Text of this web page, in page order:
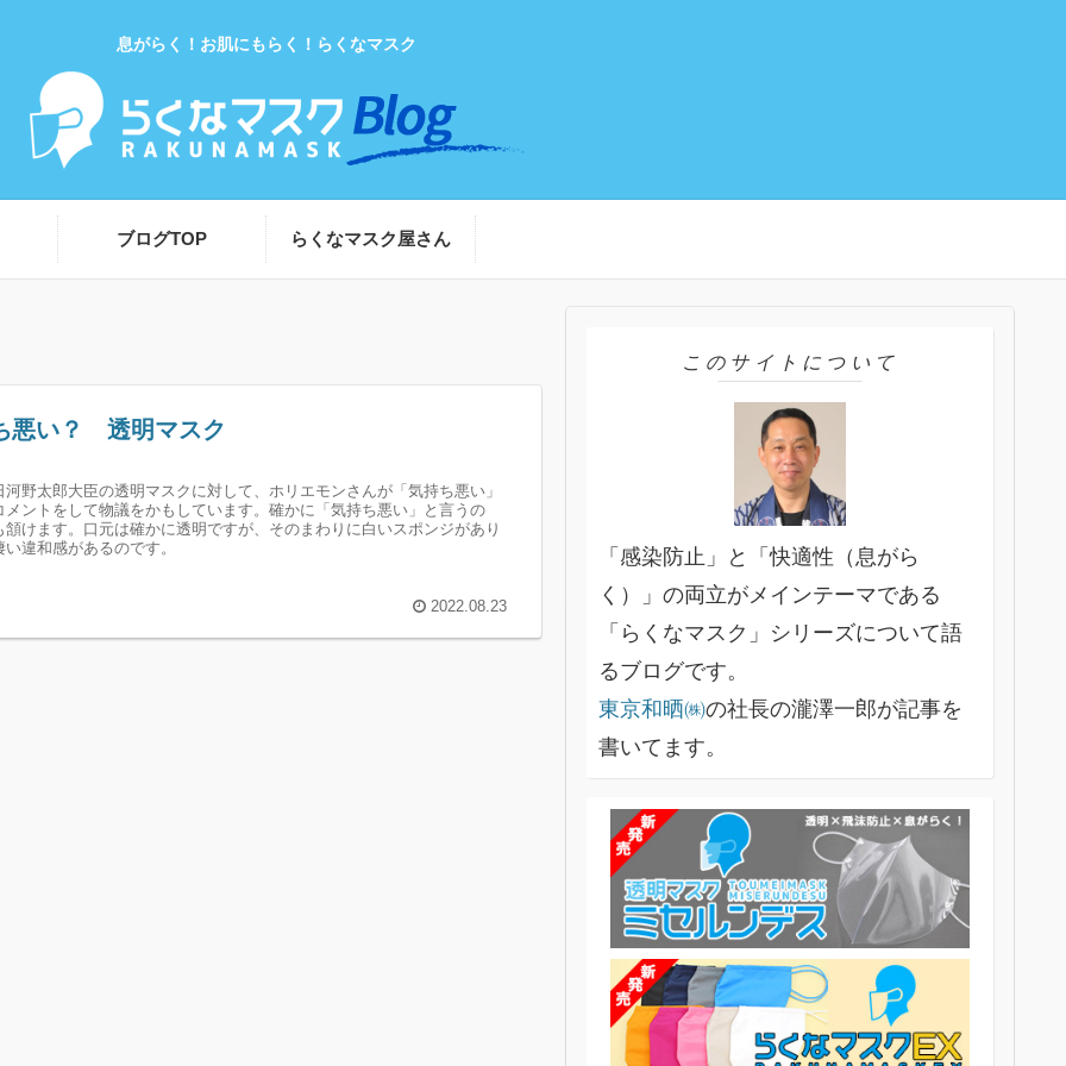
息がらく！お肌にもらく！らくなマスク
ブログTOP らくなマスク屋さん
悪い？ 透明マスク
河野太郎大臣の透明マスクに対して、ホリエモンさんが「気持ち悪い」
メントをして物議をかもしています。確かに「気持ち悪い」と言うの
頷けます。口元は確かに透明ですが、そのまわりに白いスポンジがあり
い違和感があるのです。
2022.08.23
このサイトについて
「感染防止」と「快適性（息がら
く）」の両立がメインテーマである
「らくなマスク」シリーズについて語
るブログです。
東京和晒㈱の社長の瀧澤一郎が記事を
書いてます。